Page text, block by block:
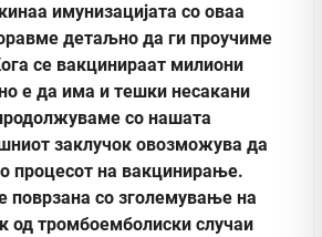
имунизацијата со оваа
детаљно да ги проучиме
се вакцинираат милиони
е да има и тешки несакани
со нашата
заклучок овозможува да
процесот на вакцинирање.
поврзана со зголемување на
од тромбоемболиски случаи